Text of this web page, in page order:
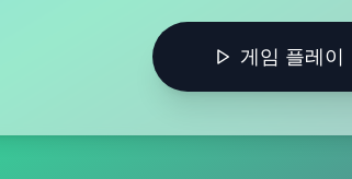
게임 플레이